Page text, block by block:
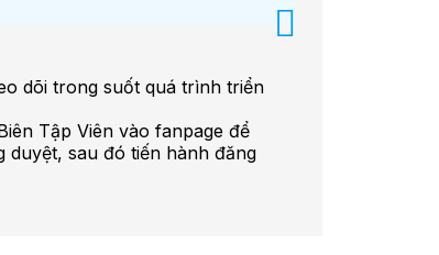
dõi trong suốt quá trình triển
Tập Viên vào fanpage để
sau đó tiến hành đăng